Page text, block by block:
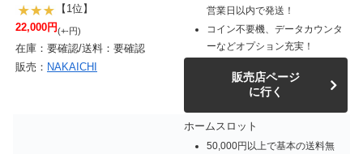
【1位】
22,000円(+-円)
在庫：要確認/送料：要確認
販売： NAKAICHI
営業日以内で発送！
コイン不要機、データカウンタ
ーなどオプション充実！
販売店ページ
に行く
ホームスロット
50,000円以上で基本の送料無